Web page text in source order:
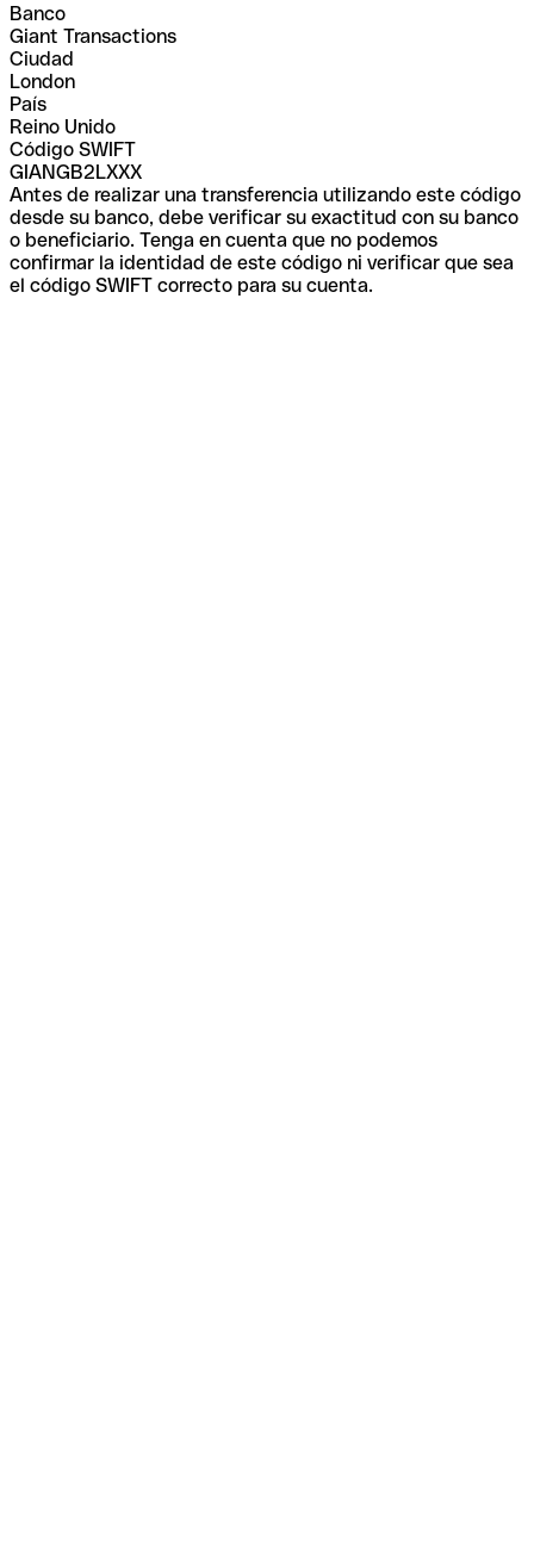
Banco
Giant Transactions
Ciudad
London
País
Reino Unido
Código SWIFT
GIANGB2LXXX
Antes de realizar una transferencia utilizando este código
desde su banco, debe verificar su exactitud con su banco
o beneficiario. Tenga en cuenta que no podemos
confirmar la identidad de este código ni verificar que sea
el código SWIFT correcto para su cuenta.